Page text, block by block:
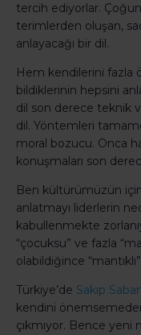
tercih ediyorlar.
terimlerden oluşan,
anlayacağı bir dil.
Hem kendilerini fazla
bildiklerinin hepsini
dil son derece teknik
dil. Yöntemleri
moral bozucu. Onca
konuşmaları son
Ben kültürümüzün
anlatmayı liderlerin
kabullenmekte
“çocuksu” ve fazla
olabildiğince
Türkiye’de Sakıp
kendini
çıkmıyor. Bence